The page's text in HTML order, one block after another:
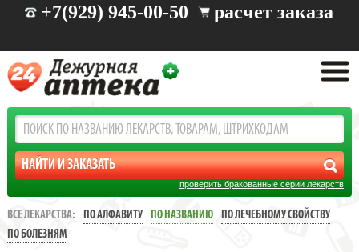
+7(929) 945-00-50 расчет заказа
проверить бракованные серии лекарств
ВСЕ ЛЕКАРСТВА: ПО АЛФАВИТУ ПО НАЗВАНИЮ
ПО ЛЕЧЕБНОМУ СВОЙСТВУ
ПО БОЛЕЗНЯМ